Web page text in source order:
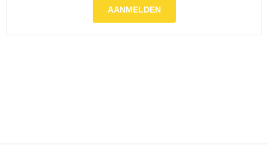
AANMELDEN